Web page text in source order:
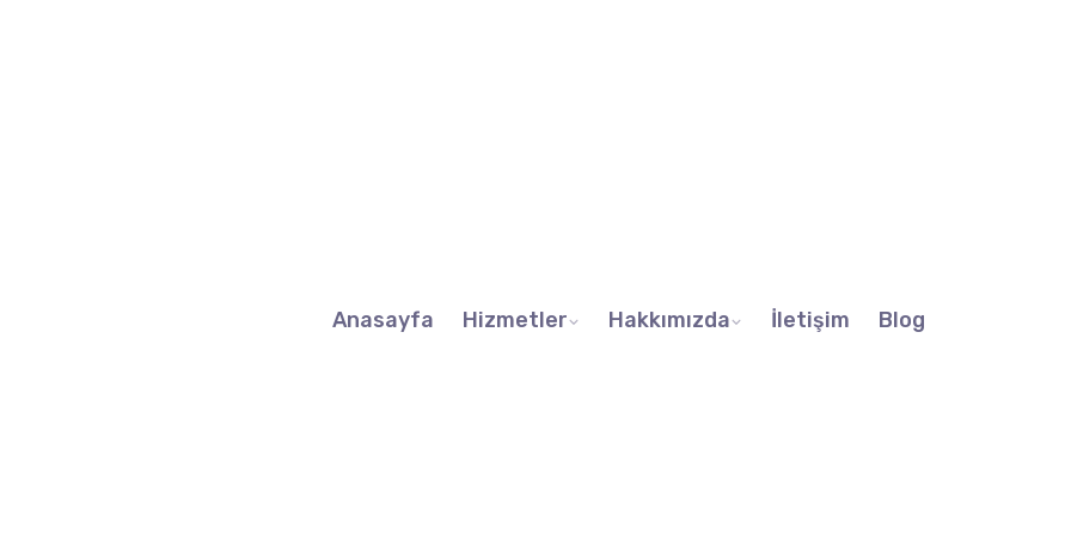
Anasayfa Hizmetler Hakkımızda İletişim Blog